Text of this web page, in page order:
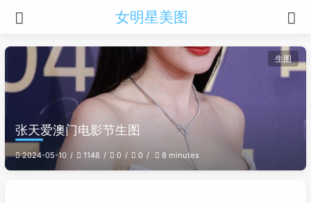
女明星美图
生图
张天爱澳门电影节生图
2024-05-10 1148 0 0 8 minutes